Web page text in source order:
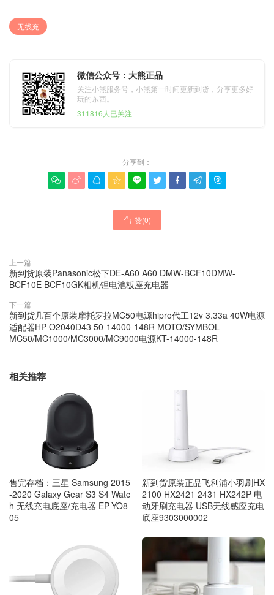
无线充
微信公众号：大熊正品
关注小熊服务号，小熊第一时间更新到货，分享更多好
玩的东西。
311816人已关注
分享到：
        
 赞(0)
上一篇
新到货原装Panasonic松下DE-A60 A60 DMW-BCF10DMW-
BCF10E BCF10GK相机锂电池板座充电器
下一篇
新到货几百个原装摩托罗拉MC50电源hipro代工12v 3.33a 40W电源
适配器HP-O2040D43 50-14000-148R MOTO/SYMBOL
MC50/MC1000/MC3000/MC9000电源KT-14000-148R
相关推荐
售完存档：三星 Samsung 2015
-2020 Galaxy Gear S3 S4 Watc
h 无线充电底座/充电器 EP-YO8
05
新到货原装正品飞利浦小羽刷HX
2100 HX2421 2431 HX242P 电
动牙刷充电器 USB无线感应充电
底座9303000002